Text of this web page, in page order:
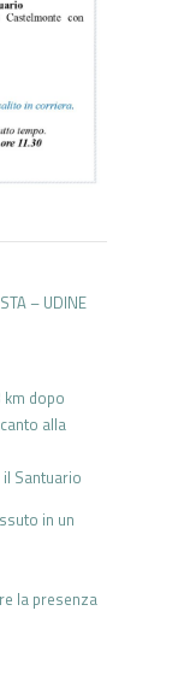
– UDINE
km dopo
alla
Santuario
in un
la presenza